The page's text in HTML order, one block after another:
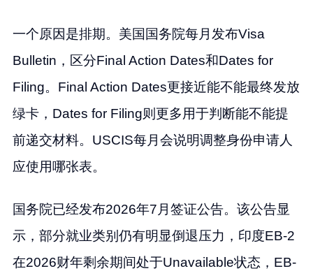
一个原因是排期。美国国务院每月发布Visa
Bulletin，区分Final Action Dates和Dates for
Filing。Final Action Dates更接近能不能最终发放
绿卡，Dates for Filing则更多用于判断能不能提
前递交材料。USCIS每月会说明调整身份申请人
应使用哪张表。
国务院已经发布2026年7月签证公告。该公告显
示，部分就业类别仍有明显倒退压力，印度EB-2
在2026财年剩余期间处于Unavailable状态，EB-